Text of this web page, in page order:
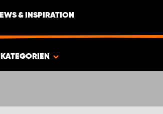
& INSPIRATION
KATEGORIEN